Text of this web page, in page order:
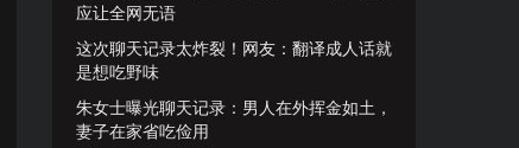
应让全网无语
这次聊天记录太炸裂！网友：翻译成人话就
是想吃野味
朱女士曝光聊天记录：男人在外挥金如土，
妻子在家省吃俭用